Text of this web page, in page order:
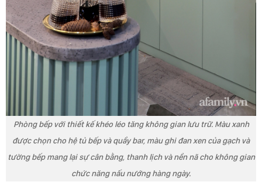
Phòng bếp với thiết kế khéo léo tăng không gian lưu trữ. Màu xanh
được chọn cho hệ tủ bếp và quầy bar, màu ghi đan xen của gạch và
tường bếp mang lại sự cân bằng, thanh lịch và nền nã cho không gian
chức năng nấu nướng hàng ngày.